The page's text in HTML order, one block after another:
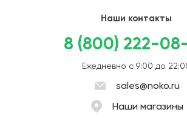
Наши контакты
8 (800) 222-
Ежедневно с 9:00 до
sales@noko.ru
Наши магазины